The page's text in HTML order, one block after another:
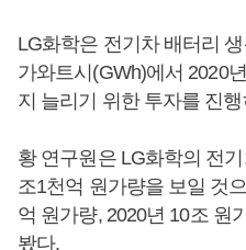
LG화학은 전기차 배터리
가와트시(GWh)에서 2020
지 늘리기 위한 투자를 진
황 연구원은 LG화학의 전
조1천억 원가량을 보일 것
억 원가량, 2020년 10조 원
봤다.